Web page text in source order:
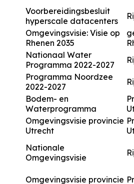
Voorbereidingsbesluit
hyperscale datacenters
Omgevingsvisie: Visie op
Rhenen 2035
Nationaal Water
Programma 2022-2027
Programma Noordzee
2022-2027
Bodem- en
Waterprogramma
Omgevingsvisie provincie
Utrecht
Nationale
Omgevingsvisie
Omgevingsvisie provincie